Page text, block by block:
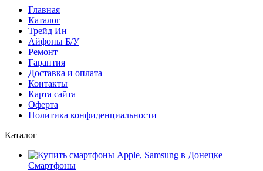
Главная
Каталог
Трейд Ин
Айфоны Б/У
Ремонт
Гарантия
Доставка и оплата
Контакты
Карта сайта
Оферта
Политика конфиденциальности
Каталог
Смартфоны